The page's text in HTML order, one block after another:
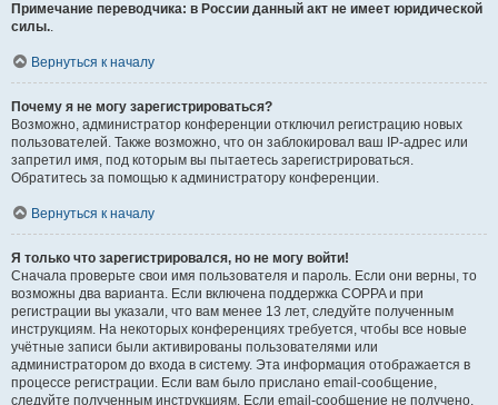
Примечание переводчика: в России данный акт не имеет юридической
силы..
Вернуться к началу
Почему я не могу зарегистрироваться?
Возможно, администратор конференции отключил регистрацию новых
пользователей. Также возможно, что он заблокировал ваш IP-адрес или
запретил имя, под которым вы пытаетесь зарегистрироваться.
Обратитесь за помощью к администратору конференции.
Вернуться к началу
Я только что зарегистрировался, но не могу войти!
Сначала проверьте свои имя пользователя и пароль. Если они верны, то
возможны два варианта. Если включена поддержка COPPA и при
регистрации вы указали, что вам менее 13 лет, следуйте полученным
инструкциям. На некоторых конференциях требуется, чтобы все новые
учётные записи были активированы пользователями или
администратором до входа в систему. Эта информация отображается в
процессе регистрации. Если вам было прислано email-сообщение,
следуйте полученным инструкциям. Если email-сообщение не получено,